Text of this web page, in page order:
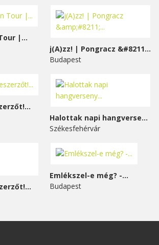
|...
j(A)zz! | Pongracz &#8211;...
Budapest
Halottak napi hangverseny...
Székesfehérvár
Emlékszel-e még? -...
Budapest